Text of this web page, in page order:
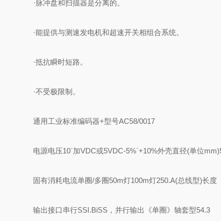
·脉冲盘和扫描器是分离的。
·能提供与测速发电机和超速开关相组合系统。
·抵抗瞬时短路。
·不受极限制。
通用工业标准编码器+型号AC58/0017
电源电压10`加VDC或5VDC-5%`+10%外壳直径(单位mm)
固有消耗电流单圈/多圈50m灯100m灯250.A(总线型)长度
输出接口串行SSI.BiSS，并行输出《单圈》轴套型54.3